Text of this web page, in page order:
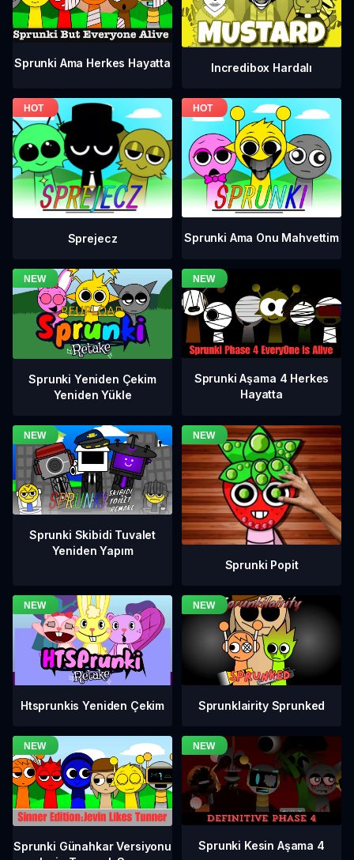
Sprunki Ama Herkes Hayatta Incredibox Hardalı
Sprejecz Sprunki Ama Onu Mahvettim
Sprunki Yeniden Çekim
Yeniden Yükle
Sprunki Aşama 4 Herkes
Hayatta
Sprunki Skibidi Tuvalet
Yeniden Yapım
Sprunki Popit
Htsprunkis Yeniden Çekim Sprunklairity Sprunked
Sprunki Günahkar Versiyonu
Sprunki Kesin Aşama 4